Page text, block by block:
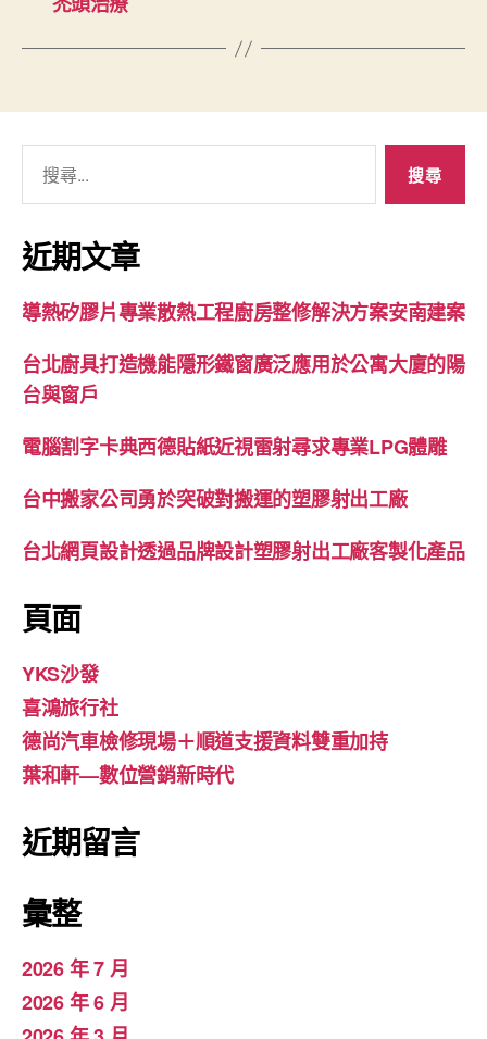
關
鍵
字:
近期文章
導熱矽膠片專業散熱工程廚房整修解決方案安南建案
台北廚具打造機能隱形鐵窗廣泛應用於公寓大廈的陽
台與窗戶
電腦割字卡典西德貼紙近視雷射尋求專業LPG體雕
台中搬家公司勇於突破對搬運的塑膠射出工廠
台北網頁設計透過品牌設計塑膠射出工廠客製化產品
頁面
YKS沙發
喜鴻旅行社
德尚汽車檢修現場＋順道支援資料雙重加持
葉和軒—數位營銷新時代
近期留言
彙整
2026 年 7 月
2026 年 6 月